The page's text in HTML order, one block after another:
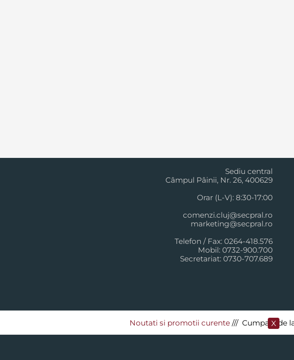
Noutati si promotii curente​/// Cumpara de la
X
Sediu central
Câmpul Pâinii, Nr. 26, 400629
Orar (L-V): 8:30-17:00
comenzi.cluj@secpral.ro
marketing@secpral.ro
Telefon / Fax: 0264-418.576
Mobil: 0732-900.700
Secretariat: 0730-707.689